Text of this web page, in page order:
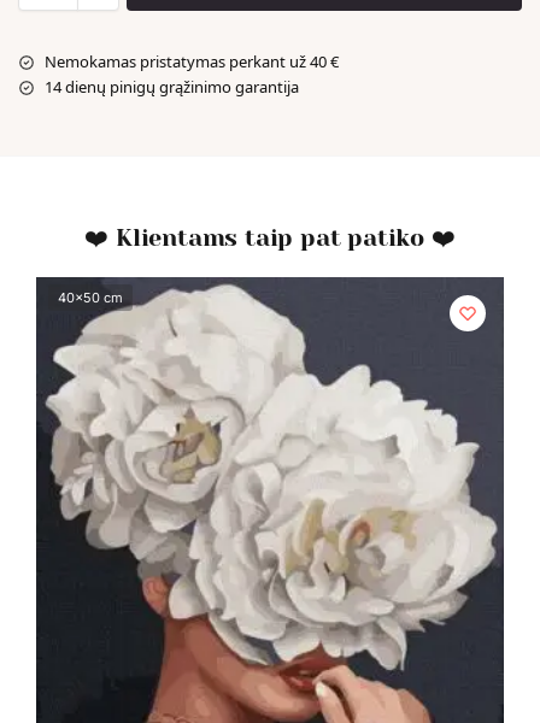
Nemokamas pristatymas perkant už 40 €
14 dienų pinigų grąžinimo garantija
❤️ Klientams taip pat patiko ❤️
40x50 cm